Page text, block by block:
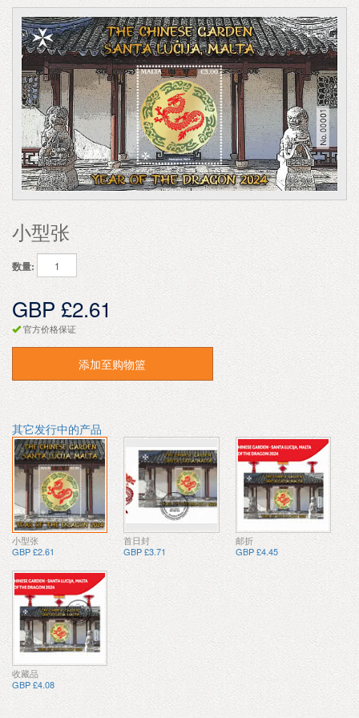
小型张
数量:
GBP £2.61
官方价格保证
添加至购物篮
其它发行中的产品
小型张
GBP £2.61
首日封
GBP £3.71
邮折
GBP £4.45
收藏品
GBP £4.08